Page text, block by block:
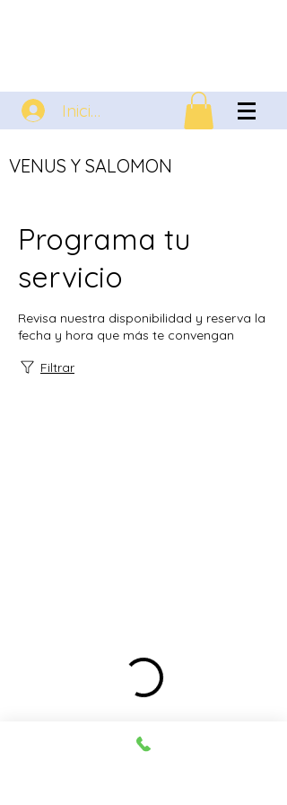
Iniciar sesión
VENUS Y SALOMON
Programa tu
servicio
Revisa nuestra disponibilidad y reserva la
fecha y hora que más te convengan
Filtrar